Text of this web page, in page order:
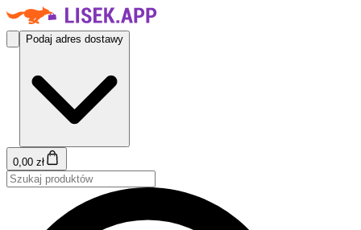
Podaj adres dostawy
0,00 zł